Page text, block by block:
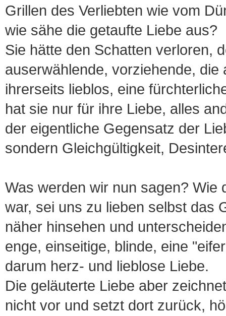
Grillen des Verliebten wie vom
wie sähe die getaufte Liebe aus?
Sie hätte den Schatten verloren,
auserwählende, vorziehende,
ihrerseits lieblos, eine
hat sie nur für ihre Liebe, alles
der eigentliche Gegensatz der
sondern Gleichgültigkeit,
Was werden wir nun sagen? Wie
war, sei uns zu lieben selbst das
näher hinsehen und
enge, einseitige, blinde, eine
darum herz- und lieblose Liebe.
Die geläuterte Liebe aber
nicht vor und setzt dort zurück,